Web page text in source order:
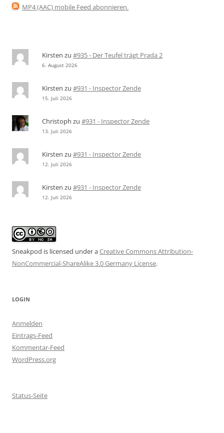
MP4 (AAC) mobile Feed abonnieren.
Kirsten zu #935 - Der Teufel trägt Prada 2
6. August 2026
Kirsten zu #931 - Inspector Zende
15. Juli 2026
Christoph zu #931 - Inspector Zende
13. Juli 2026
Kirsten zu #931 - Inspector Zende
12. Juli 2026
Kirsten zu #931 - Inspector Zende
12. Juli 2026
Sneakpod is licensed under aCreative Commons Attribution-
NonCommercial-ShareAlike 3.0 Germany License.
LOGIN
Anmelden
Eintrags-Feed
Kommentar-Feed
WordPress.org
Status-Seite